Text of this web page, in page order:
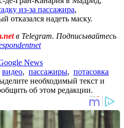
из-за пассажира,
отказался надеть маску.
в Telegram. Подписывайтесь
News
видео, пассажиры, потасовка
необходимый текст и
об этом редакции.